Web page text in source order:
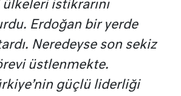
istikrarını
Erdoğan bir yerde
Neredeyse son sekiz
üstlenmekte.
güçlü liderliği